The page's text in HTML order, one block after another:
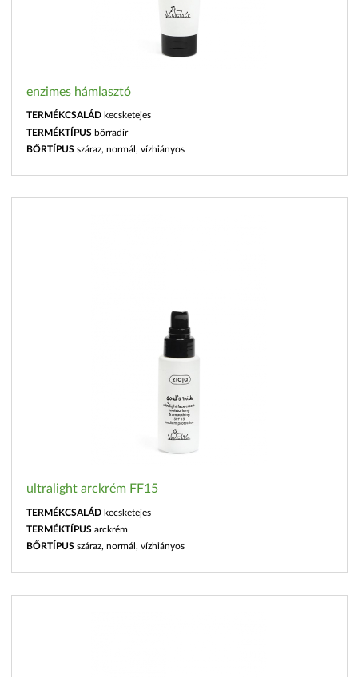
enzimes hámlasztó
TERMÉKCSALÁD kecsketejes
TERMÉKTÍPUS bőrradír
BŐRTÍPUS száraz, normál, vízhiányos
ultralight arckrém FF15
TERMÉKCSALÁD kecsketejes
TERMÉKTÍPUS arckrém
BŐRTÍPUS száraz, normál, vízhiányos